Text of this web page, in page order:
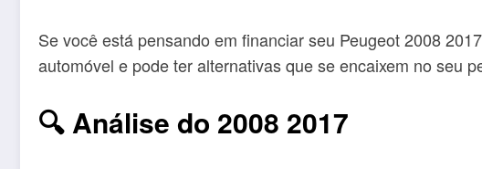
Se você está pensando em financiar seu Peugeot 2008
automóvel e pode ter alternativas que se encaixem no seu
🔍 Análise do 2008 2017